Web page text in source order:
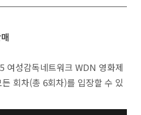
여성감독네트워크 WDN 영화제
회차(총 6회차)를 입장할 수 있